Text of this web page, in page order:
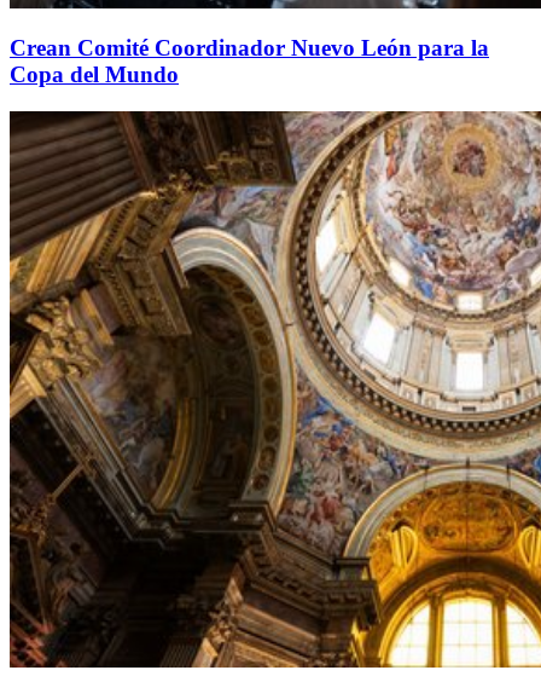
Crean Comité Coordinador Nuevo León para la
Copa del Mundo